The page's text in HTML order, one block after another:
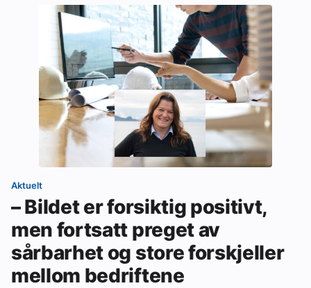
Aktuelt
– Bildet er forsiktig positivt,
men fortsatt preget av
sårbarhet og store forskjeller
mellom bedriftene